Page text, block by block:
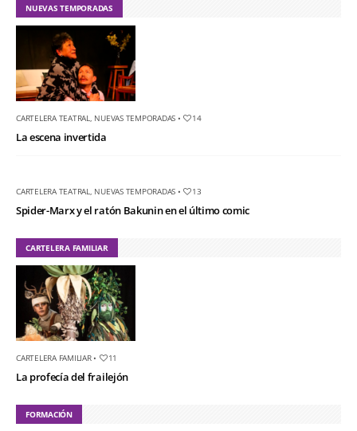
NUEVAS TEMPORADAS
CARTELERA TEATRAL NUEVAS TEMPORADAS • 14
La escena invertida
CARTELERA TEATRAL NUEVAS TEMPORADAS • 13
Spider-Marx y el ratón Bakunin en el último comic
CARTELERA FAMILIAR
CARTELERA FAMILIAR• 11
La profecía del frailejón
FORMACIÓN